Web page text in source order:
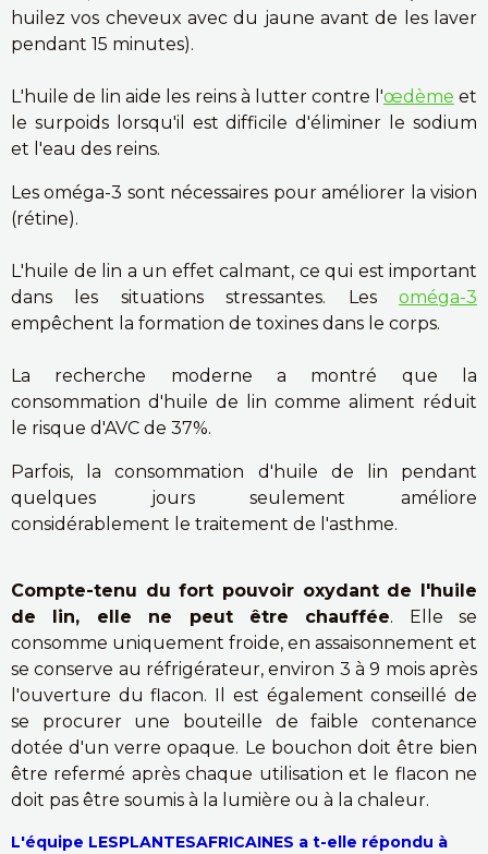
huilez vos cheveux avec du jaune avant de les laver
pendant 15 minutes).
L'huile de lin aide les reins à lutter contre l'œdème et
le surpoids lorsqu'il est difficile d'éliminer le sodium
et l'eau des reins.
Les oméga-3 sont nécessaires pour améliorer la vision
(rétine).
L'huile de lin a un effet calmant, ce qui est important
dans les situations stressantes. Les oméga-3
empêchent la formation de toxines dans le corps.
La recherche moderne a montré que la
consommation d'huile de lin comme aliment réduit
le risque d'AVC de 37%.
Parfois, la consommation d'huile de lin pendant
quelques jours seulement améliore
considérablement le traitement de l'asthme.
Compte-tenu du fort pouvoir oxydant de l'huile
de lin, elle ne peut être chauffée. Elle se
consomme uniquement froide, en assaisonnement et
se conserve au réfrigérateur, environ 3 à 9 mois après
l'ouverture du flacon. Il est également conseillé de
se procurer une bouteille de faible contenance
dotée d'un verre opaque. Le bouchon doit être bien
être refermé après chaque utilisation et le flacon ne
doit pas être soumis à la lumière ou à la chaleur.
L'équipe LESPLANTESAFRICAINES a t-elle répondu à